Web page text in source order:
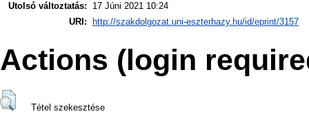
Utolsó változtatás:
17 Júni 2021 10:24
URI:
http://szakdolgozat.uni-eszterhazy.hu/id/eprint/3157
Actions (login
Tétel szekesztése